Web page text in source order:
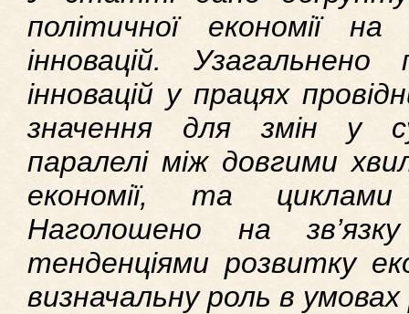
політичної економії
інновацій.
інновацій у працях
значення для змін у
паралелі між довгими
економії, та циклами
Наголошено на
тенденціями розвитку
визначальну роль в умовах